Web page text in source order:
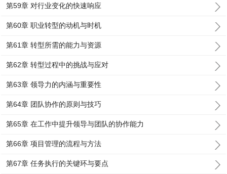
第59章 对行业变化的快速响应
第60章 职业转型的动机与时机
第61章 转型所需的能力与资源
第62章 转型过程中的挑战与应对
第63章 领导力的内涵与重要性
第64章 团队协作的原则与技巧
第65章 在工作中提升领导与团队的协作能力
第66章 项目管理的流程与方法
第67章 任务执行的关键环与要点